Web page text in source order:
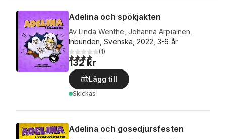
Adelina och spökjakten
Av Linda Wenthe Johanna Arpiainen
Inbunden, Svenska, 2022, 3-6 år
4,0utav 5 stjärnor. Totalt antal röster:
(1)
132 kr
Lägg till
Skickas
Adelina och gosedjursfesten